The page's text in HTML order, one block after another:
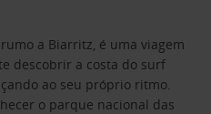
a Biarritz, é uma viagem
descobrir a costa do surf
ao seu próprio ritmo.
o parque nacional das